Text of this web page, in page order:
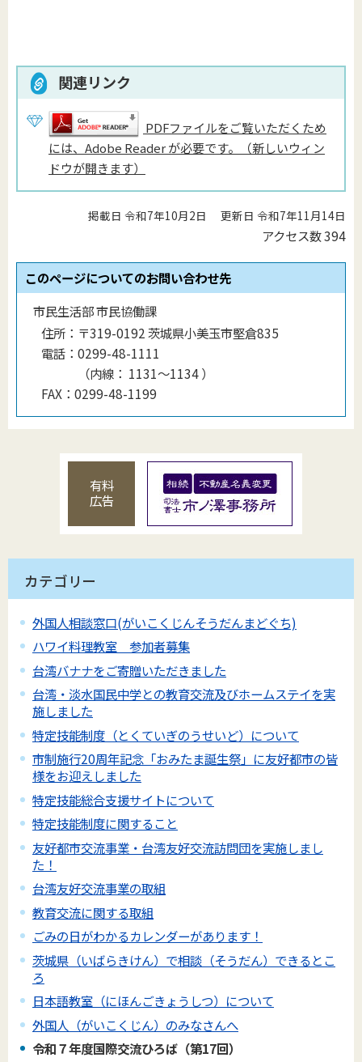
関連リンク
PDFファイルをご覧いただくため
には、Adobe Reader が必要です。（新しいウィン
ドウが開きます）
掲載日 令和7年10月2日 更新日 令和7年11月14日
アクセス数394
このページについてのお問い合わせ先
市民生活部 市民協働課
住所： 〒319-0192 茨城県小美玉市堅倉835
電話： 0299-48-1111
（内線 ： 1131〜1134）
FAX： 0299-48-1199
有料
広告
カテゴリー
外国人相談窓口(がいこくじんそうだんまどぐち)
ハワイ料理教室 参加者募集
台湾バナナをご寄贈いただきました
台湾・淡水国民中学との教育交流及びホームステイを実
施しました
特定技能制度（とくていぎのうせいど）について
市制施行20周年記念「おみたま誕生祭」に友好都市の皆
様をお迎えしました
特定技能総合支援サイトについて
特定技能制度に関すること
友好都市交流事業・台湾友好交流訪問団を実施しまし
た！
台湾友好交流事業の取組
教育交流に関する取組
ごみの日がわかるカレンダーがあります！
茨城県（いばらきけん）で相談（そうだん）できるとこ
ろ
日本語教室（にほんごきょうしつ）について
外国人（がいこくじん）のみなさんへ
令和７年度国際交流ひろば（第17回）